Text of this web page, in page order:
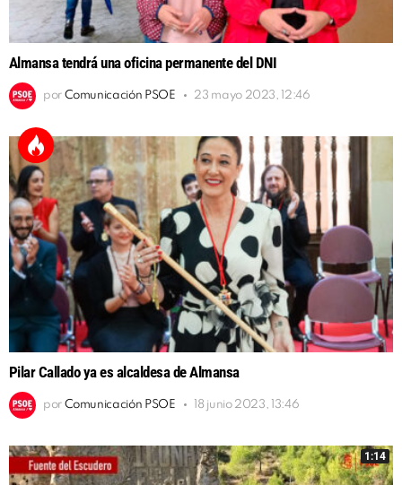
Almansa tendrá una oficina permanente del DNI
por Comunicación PSOE 23 mayo 2023, 12:46
Pilar Callado ya es alcaldesa de Almansa
por Comunicación PSOE 18 junio 2023, 13:46
1:14